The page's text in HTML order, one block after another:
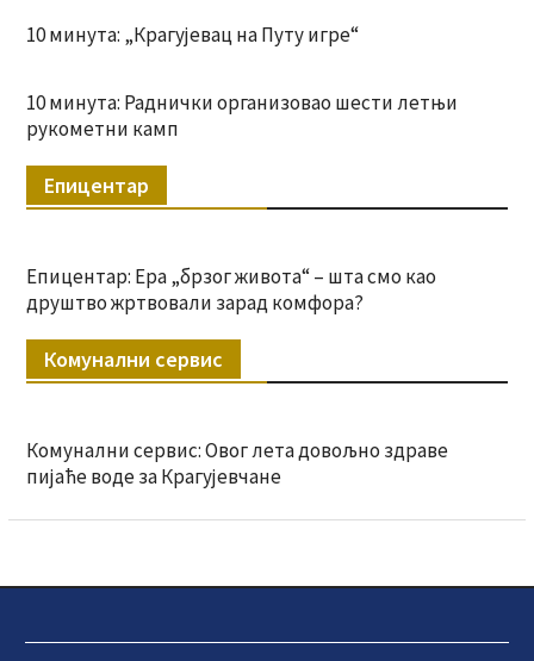
10 минута: „Крагујевац на Путу игре“
10 минута: Раднички организовао шести летњи
рукометни камп
Епицентар
Епицентар: Ера „брзог живота“ – шта смо као
друштво жртвовали зарад комфора?
Комунални сервис
Комунални сервис: Овог лета довољно здраве
пијаће воде за Крагујевчане